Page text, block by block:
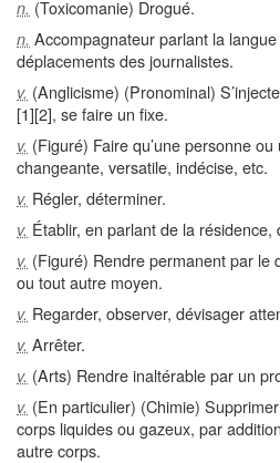
n. (Toxicomanie) Drogué.
n. Accompagnateur parlant la
déplacements des journalistes.
v. (Anglicisme) (Pronominal)
[1][2], se faire un fixe.
v. (Figuré) Faire qu’une personne
changeante, versatile, indécise, etc.
v. Régler, déterminer.
v. Établir, en parlant de la résidence,
v. (Figuré) Rendre permanent par le
ou tout autre moyen.
v. Regarder, observer, dévisager
v. Arrêter.
v. (Arts) Rendre inaltérable par un
v. (En particulier) (Chimie)
corps liquides ou gazeux, par
autre corps.